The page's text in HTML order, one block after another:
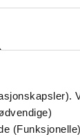
(Funksjonelle)
Manotti